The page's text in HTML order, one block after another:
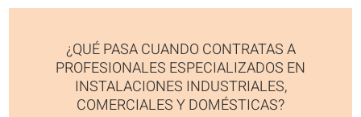
¿QUÉ PASA CUANDO CONTRATAS A
PROFESIONALES ESPECIALIZADOS EN
INSTALACIONES INDUSTRIALES,
COMERCIALES Y DOMÉSTICAS?